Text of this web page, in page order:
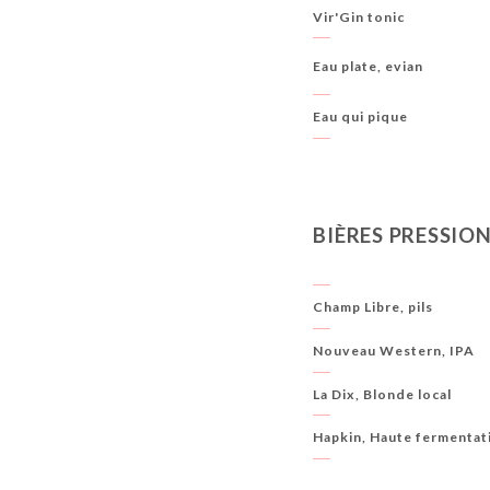
Vir'Gin tonic
Eau plate, evian
Eau qui pique
BIÈRES
Champ Libre, pils
Nouveau Western, IPA
La Dix, Blonde local
Hapkin, Haute